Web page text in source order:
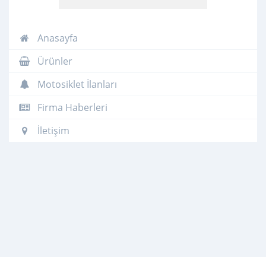
Anasayfa
Ürünler
Motosiklet İlanları
Firma Haberleri
İletişim